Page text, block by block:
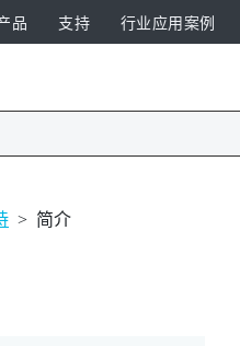
品 支持 行业应用案例
> 简介